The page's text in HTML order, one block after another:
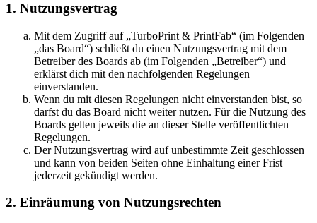
1. Nutzungsvertrag
Mit dem Zugriff auf „TurboPrint & PrintFab“ (im Folgenden
„das Board“) schließt du einen Nutzungsvertrag mit dem
Betreiber des Boards ab (im Folgenden „Betreiber“) und
erklärst dich mit den nachfolgenden Regelungen
einverstanden.
Wenn du mit diesen Regelungen nicht einverstanden bist, so
darfst du das Board nicht weiter nutzen. Für die Nutzung des
Boards gelten jeweils die an dieser Stelle veröffentlichten
Regelungen.
Der Nutzungsvertrag wird auf unbestimmte Zeit geschlossen
und kann von beiden Seiten ohne Einhaltung einer Frist
jederzeit gekündigt werden.
2. Einräumung von Nutzungsrechten